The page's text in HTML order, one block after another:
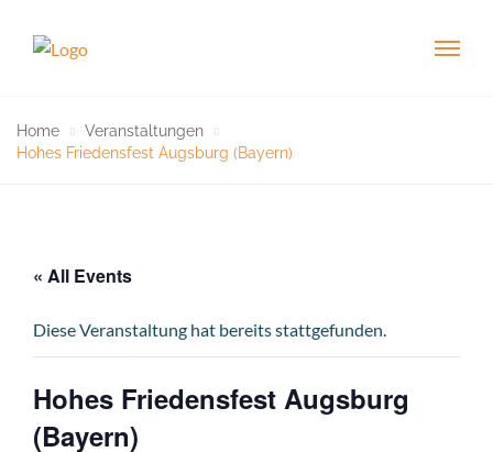
Home
Veranstaltungen
Hohes Friedensfest Augsburg (Bayern)
« All Events
Diese Veranstaltung hat bereits stattgefunden.
Hohes Friedensfest Augsburg
(Bayern)